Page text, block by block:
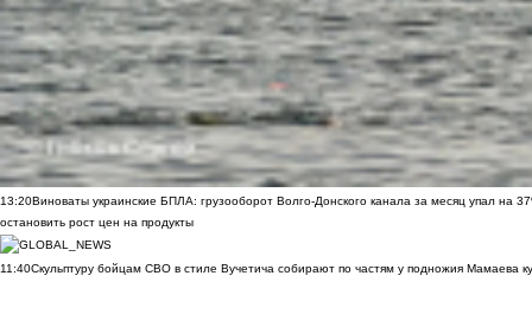
13:20Виноваты украинские БПЛА: грузооборот Волго-Донского канала за месяц упал на
остановить рост цен на продукты
11:40Скульптуру бойцам СВО в стиле Вучетича собирают по частям у подножия Мамаева